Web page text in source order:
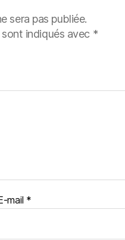
sera pas publiée.
indiqués avec *
mail *